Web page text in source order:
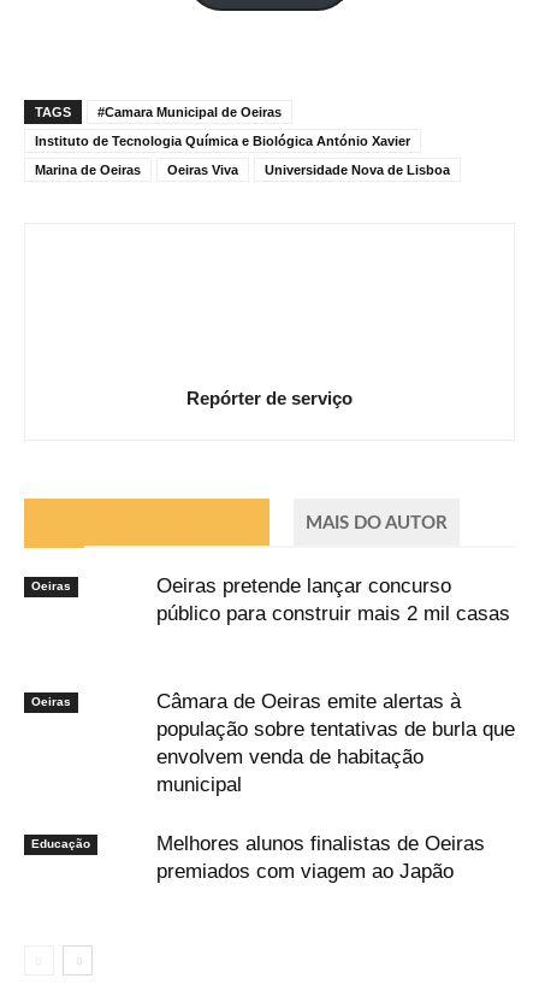
TAGS
#Camara Municipal de Oeiras
Instituto de Tecnologia Química e Biológica António Xavier
Marina de Oeiras
Oeiras Viva Universidade Nova de Lisboa
Repórter de serviço
MAIS DO AUTOR
Oeiras
Oeiras pretende lançar concurso
público para construir mais 2 mil casas
Oeiras
Câmara de Oeiras emite alertas à
população sobre tentativas de burla que
envolvem venda de habitação
municipal
Educação
Melhores alunos finalistas de Oeiras
premiados com viagem ao Japão